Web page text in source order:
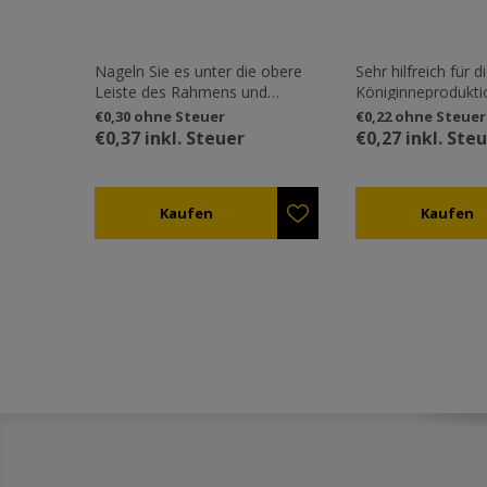
Nageln Sie es unter die obere
Leiste des Rahmens und
kreieren sie einen festen Platz
um vorrübergehend Künstliche
Weiselbecher Basen ref.IZ65202
€0,30 ohne Steuer
€0,37 inkl. Steuer
Sehr hilfreich für
auf die künstlichen
ref.IZ65202 ein mit
Königinnenzelle
Schließen des
werden. Folglich
€0,22 ohne Steuer
€0,27 inkl.